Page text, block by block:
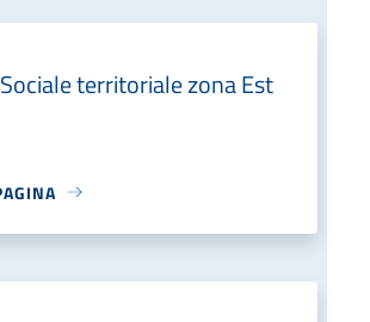
territoriale zona Est